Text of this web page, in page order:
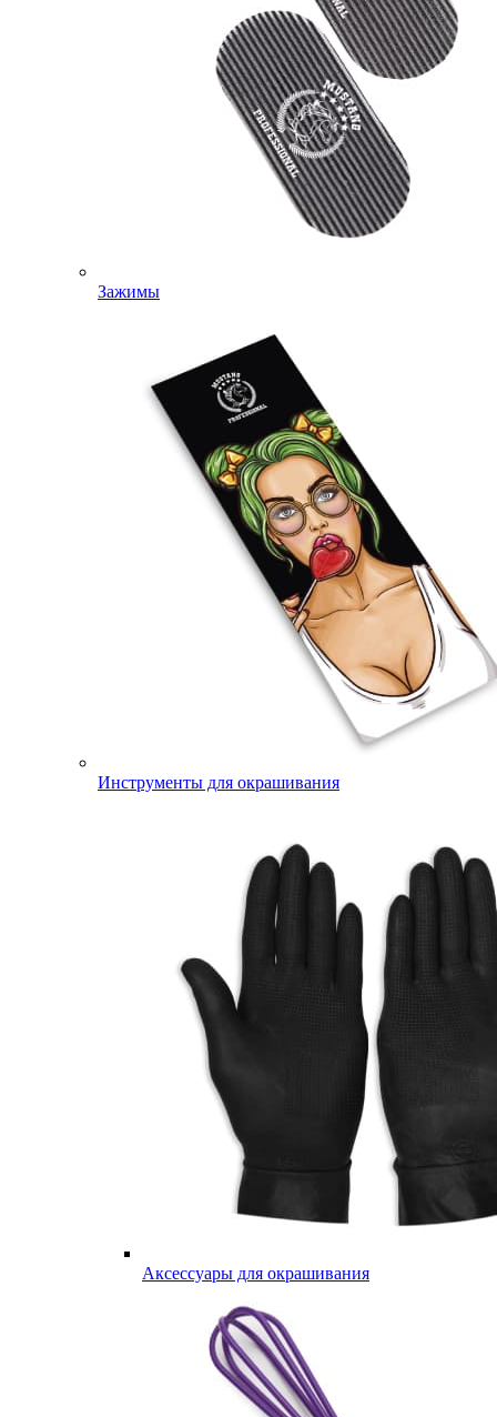
Зажимы
Инструменты для окрашивания
Аксессуары для окрашивания